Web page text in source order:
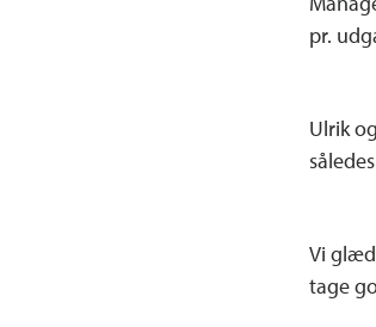
pr.
Ulrik
Vi
tage